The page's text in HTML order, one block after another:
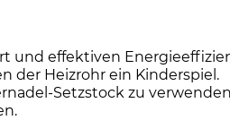
und effektiven
der Heizrohr ein Kinderspiel.
Setzstock zu